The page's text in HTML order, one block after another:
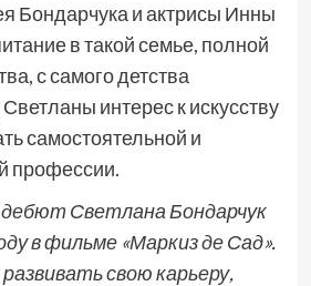
Бондарчука и актрисы Инны
в такой семье, полной
с самого детства
интерес к искусству
самостоятельной и
профессии.
Светлана Бондарчук
в фильме «Маркиз де Сад».
свою карьеру,